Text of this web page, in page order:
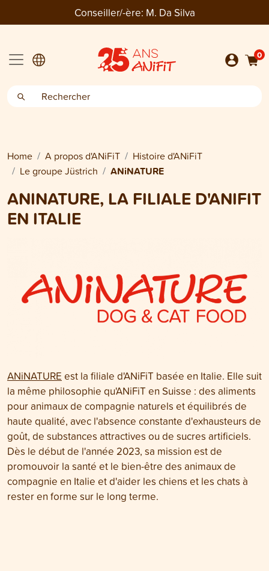
Conseiller/-ère: M. Da Silva
0
Home A propos d'ANiFiT
Histoire d'ANiFiT
Le groupe Jüstrich
ANiNATURE
ANINATURE, LA FILIALE D'ANIFIT
EN ITALIE
ANiNATURE est la filiale d'ANiFiT basée en Italie. Elle suit
la même philosophie qu'ANiFiT en Suisse : des aliments
pour animaux de compagnie naturels et équilibrés de
haute qualité, avec l'absence constante d'exhausteurs de
goût, de substances attractives ou de sucres artificiels.
Dès le début de l'année 2023, sa mission est de
promouvoir la santé et le bien-être des animaux de
compagnie en Italie et d'aider les chiens et les chats à
rester en forme sur le long terme.